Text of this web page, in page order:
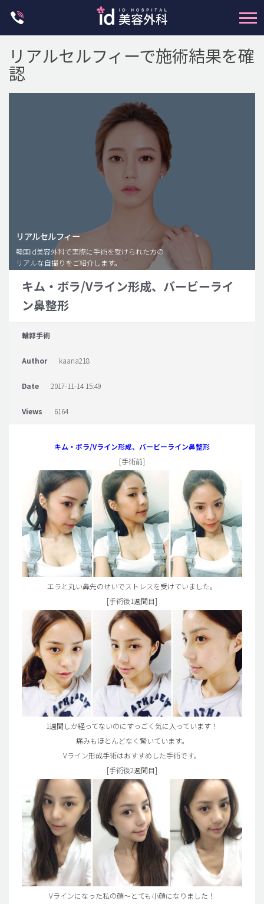
豊胸手術・バストアップ
プチ整形
脂肪吸引 (大容量)
メンズ整形
idリアルストーリー
病院紹介
安全整形
ご相談のお問い合わせ
リアルセルフィーで施術結果を確
認
リアルセルフィー
韓国id美容外科で実際に手術を受けられた方の
リアルな自撮りをご紹介します。
キム・ボラ/Vライン形成、バービーライ
ン鼻整形
輪郭手術
Author kaana218
Date 2017-11-14 15:49
Views 6164
キム・ボラ/Vライン形成、バービーライン鼻整形
[手術前]
エラと丸い鼻先のせいでストレスを受けていました。
[手術後1週間目]
1週間しか経ってないのにすっごく気に入っています！
痛みもほとんどなく驚いています。
Vライン形成手術はおすすめした手術です。
[手術後2週間目]
Vラインになった私の顔～とても小顔になりました！